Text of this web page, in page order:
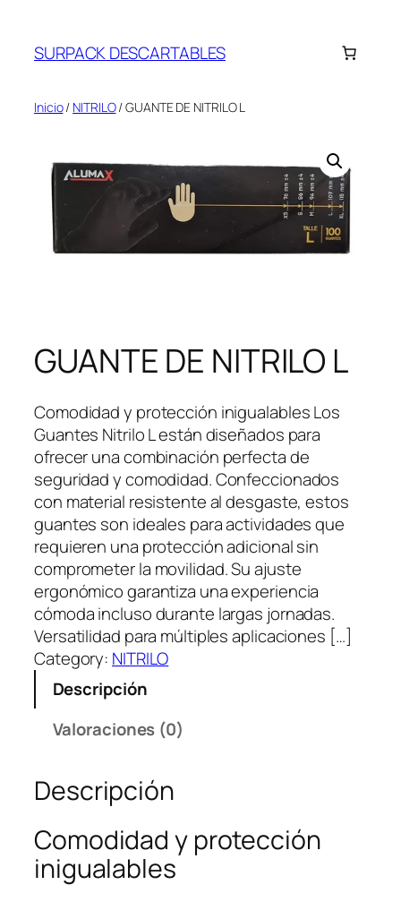
contenido
SURPACK DESCARTABLES
Inicio/ NITRILO/ GUANTE DE NITRILO L
GUANTE DE NITRILO L
Comodidad y protección inigualables Los
Guantes Nitrilo L están diseñados para
ofrecer una combinación perfecta de
seguridad y comodidad. Confeccionados
con material resistente al desgaste, estos
guantes son ideales para actividades que
requieren una protección adicional sin
comprometer la movilidad. Su ajuste
ergonómico garantiza una experiencia
cómoda incluso durante largas jornadas.
Versatilidad para múltiples aplicaciones […]
Category: NITRILO
Descripción
Valoraciones (0)
Descripción
Comodidad y protección
inigualables